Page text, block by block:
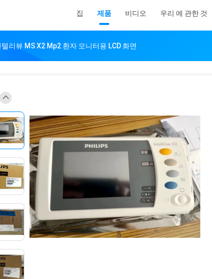
집 제품 비디오 우리 에 관한 것
리뷰 MS X2 Mp2 환자 모니터용 LCD 화면